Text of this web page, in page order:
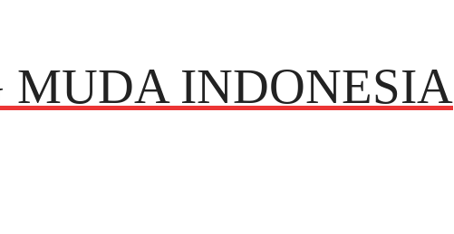
MUDA INDONESIA